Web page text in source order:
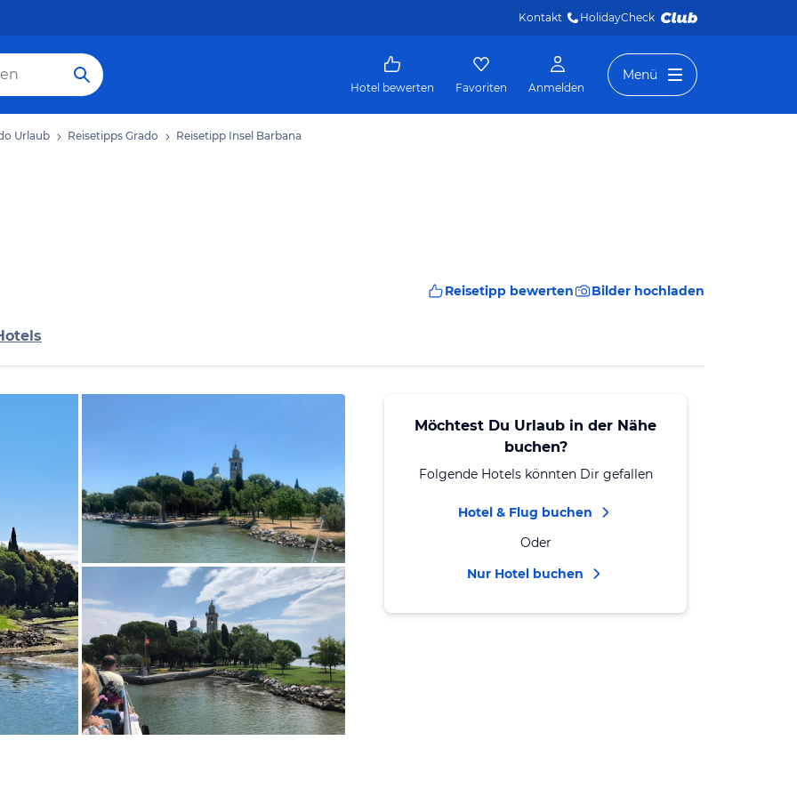
Kontakt HolidayCheck
Hotel bewerten Favoriten Anmelden
Menü
Urlaub Reisetipps Grado Reisetipp Insel Barbana
Reisetipp bewerten Bilder hochladen
von Michaela
Möchtest Du Urlaub in der Nähe
buchen?
Folgende Hotels könnten Dir gefallen
Hotel & Flug buchen
Oder
Nur Hotel buchen